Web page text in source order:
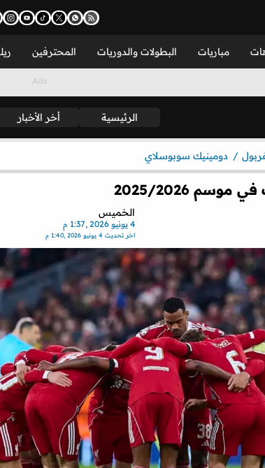
مباريات البطولات والدوريات المحترفين
الرئيسية أخر الأخبار
دومينيك سوبوسلاي
2025/2026
الخميس
4 يونيو 2026 ,1:37 م
اخر تحديث 4 يونيو 2026 ,1:40 م